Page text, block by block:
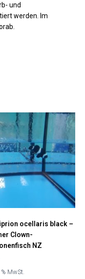
und
werden. Im
ocellaris black –
Clown-
NZ
MwSt.